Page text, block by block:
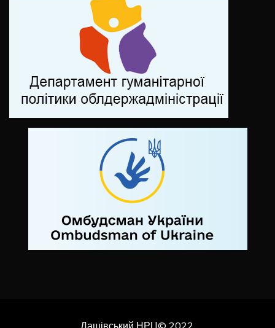
Дашівський НРЦ© 2022.